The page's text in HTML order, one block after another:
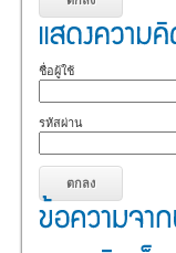
ชื่อผู้ใช้
รหัสผ่าน